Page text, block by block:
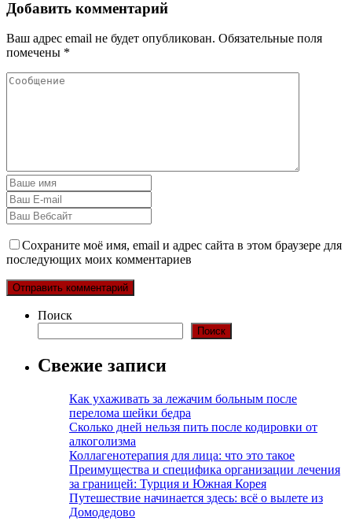
Добавить комментарий
Ваш адрес email не будет опубликован. Обязательные поля
помечены *
Сохраните моё имя, email и адрес сайта в этом браузере для
последующих моих комментариев
Поиск
Поиск
Свежие записи
Как ухаживать за лежачим больным после
перелома шейки бедра
Сколько дней нельзя пить после кодировки от
алкоголизма
Коллагенотерапия для лица: что это такое
Преимущества и специфика организации лечения
за границей: Турция и Южная Корея
Путешествие начинается здесь: всё о вылете из
Домодедово